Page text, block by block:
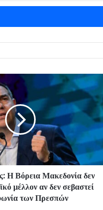
Η Βόρεια Μακεδονία δεν
μέλλον αν δεν σεβαστεί
των Πρεσπών